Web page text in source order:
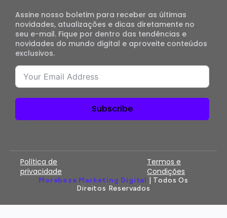
Assine nosso boletim para receber as últimas
novidades, atualizações e dicas diretamente no
seu e-mail. Fique por dentro das tendências e
novidades do mundo digital e aproveite conteúdos
exclusivos.
Subscribe
Política de
privacidade
Termos e
Condições
Morabeza Marketing Digital
| Todos Os
Direitos Reservados